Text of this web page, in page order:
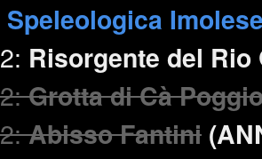
Speleologica
Risorgente del Rio
Grotta di Cà
Abisso Fantini